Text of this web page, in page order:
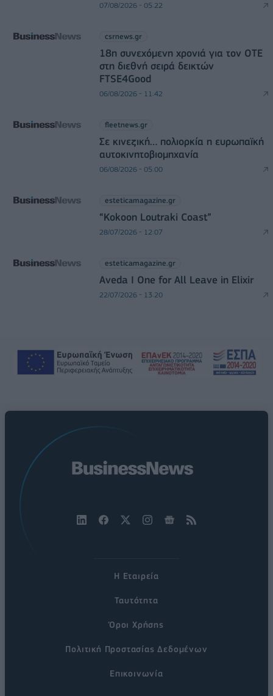
07/08/2026 - 05:22
csrnews.gr
18η συνεχόμενη χρονιά για τον ΟΤΕ
στη διεθνή σειρά δεικτών
FTSE4Good
06/08/2026 - 11:42
fleetnews.gr
Σε κινεζική… πολιορκία η ευρωπαϊκή
αυτοκινητοβιομηχανία
06/08/2026 - 05:00
esteticamagazine.gr
“Kokoon Loutraki Coast”
28/07/2026 - 12:07
esteticamagazine.gr
Aveda I One for All Leave in Elixir
22/07/2026 - 13:20
Η Εταιρεία
Ταυτότητα
Όροι Χρήσης
Πολιτική Προστασίας Δεδομένων
Επικοινωνία